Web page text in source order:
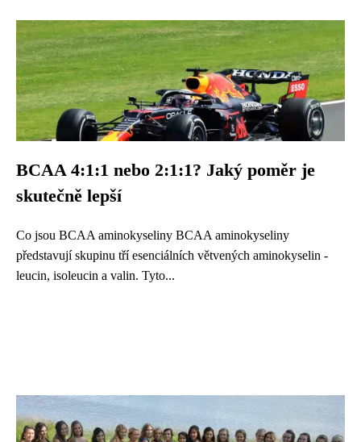
BCAA 4:1:1 nebo 2:1:1? Jaký poměr je
skutečně lepší
Co jsou BCAA aminokyseliny BCAA aminokyseliny
představují skupinu tří esenciálních větvených aminokyselin -
leucin, isoleucin a valin. Tyto...